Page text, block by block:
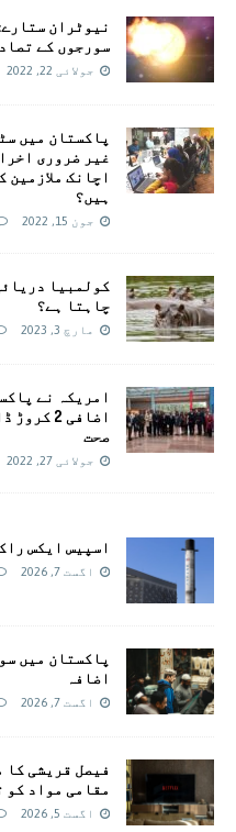
نیوٹران
سورجوں کے
جولائی 22, 2022
پاکستان میں
غیر ضروری
اچانک
ہیں؟
جون 15, 2022
کولمبیا
چاہتا ہے؟
مارچ 3, 2023
امريکہ نے
اضافی 2
صحت
جولائی 27, 2022
اسپیس ایکس
اگست 7, 2026
اضافہ
اگست 7, 2026
فیصل قریشی کا
مقامی مواد کو
اگست 5, 2026